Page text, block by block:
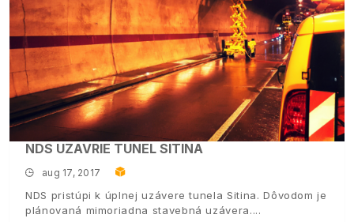
NDS UZAVRIE TUNEL SITINA
aug 17, 2017
NDS pristúpi k úplnej uzávere tunela Sitina. Dôvodom je
plánovaná mimoriadna stavebná uzávera.